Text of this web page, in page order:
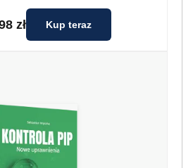
zł Kup teraz